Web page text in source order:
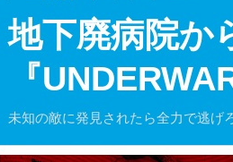
地下廃病院か
『
未知の敵に発見されたら全力で逃げ